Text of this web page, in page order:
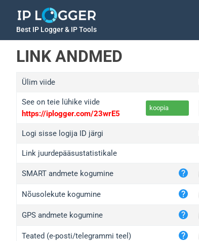
Best IP Logger & IP Tools
LINK ANDMED
Ülim viide
See on teie lühike viide
https://iplogger.com/23wrE5
koopia
Logi sisse logija ID järgi
Link juurdepääsustatistikale
SMART andmete kogumine
Nõusolekute kogumine
GPS andmete kogumine
Teated (e-posti/telegrammi teel)